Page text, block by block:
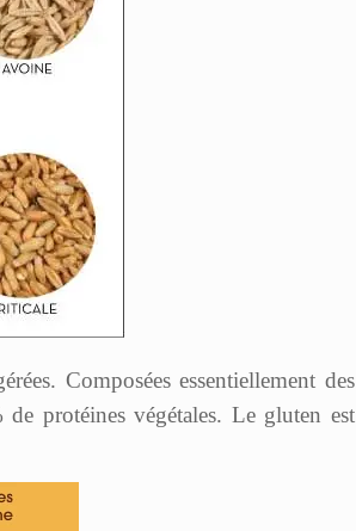
Composées essentiellement des
protéines végétales. Le gluten est